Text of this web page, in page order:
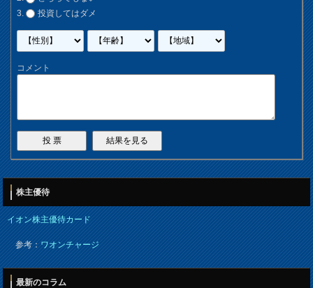
投資してはダメ
コメント
株主優待
イオン株主優待カード
参考：ワオンチャージ
最新のコラム